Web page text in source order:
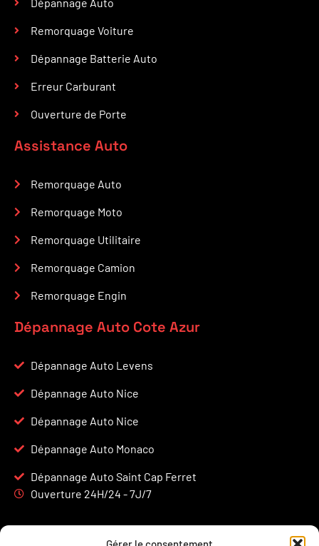
Remorquage Voiture
Dépannage Batterie Auto
Erreur Carburant
Ouverture de Porte
Assistance Auto
Remorquage Auto
Remorquage Moto
Remorquage Utilitaire
Remorquage Camion
Remorquage Engin
Dépannage Auto Cote Azur
Dépannage Auto Levens
Dépannage Auto Nice
Dépannage Auto Nice
Dépannage Auto Monaco
Dépannage Auto Saint Cap Ferret
Ouverture 24H/24 - 7J/7